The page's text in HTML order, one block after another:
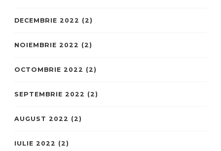
DECEMBRIE 2022 (2)
NOIEMBRIE 2022 (2)
OCTOMBRIE 2022 (2)
SEPTEMBRIE 2022 (2)
AUGUST 2022 (2)
IULIE 2022 (2)